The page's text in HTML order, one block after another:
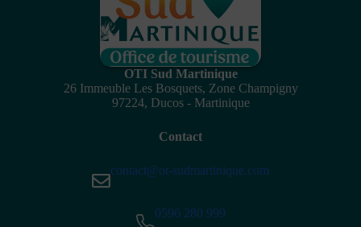
OTI Sud Martinique
26 Immeuble Les Bosquets, Zone Champigny
97224, Ducos - Martinique
Contact
contact@ot-sudmartinique.com
0596 280 999